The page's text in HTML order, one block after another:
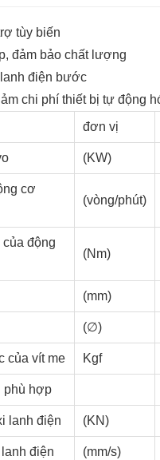
tùy biến
đảm bảo chất lượng
điện bước
chi phí thiết bị tự động
đơn vị
(KW)
cơ
(vòng/phút)
động
(Nm)
(mm)
(∅)
của vít me Kgf
phù hợp
lanh điện (KN)
điện (mm/s)